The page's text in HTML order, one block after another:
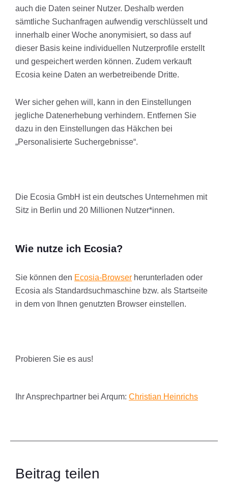
auch die Daten seiner Nutzer. Deshalb werden
sämtliche Suchanfragen aufwendig verschlüsselt und
innerhalb einer Woche anonymisiert, so dass auf
dieser Basis keine individuellen Nutzerprofile erstellt
und gespeichert werden können. Zudem verkauft
Ecosia keine Daten an werbetreibende Dritte.
Wer sicher gehen will, kann in den Einstellungen
jegliche Datenerhebung verhindern. Entfernen Sie
dazu in den Einstellungen das Häkchen bei
„Personalisierte Suchergebnisse“.
Die Ecosia GmbH ist ein deutsches Unternehmen mit
Sitz in Berlin und 20 Millionen Nutzer*innen.
Wie nutze ich Ecosia?
Sie können den Ecosia-Browser herunterladen oder
Ecosia als Standardsuchmaschine bzw. als Startseite
in dem von Ihnen genutzten Browser einstellen.
Probieren Sie es aus!
Ihr Ansprechpartner bei Arqum: Christian Heinrichs
Beitrag teilen